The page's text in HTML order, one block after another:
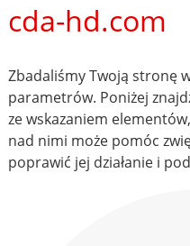
cda-hd.com
Zbadaliśmy Twoją stronę
parametrów. Poniżej
ze wskazaniem
nad nimi może pomóc
poprawić jej działanie i